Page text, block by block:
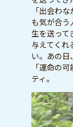
「出会わ
も気が合う
生を送って
与えてくれ
い。あの
「運命の
ティ。